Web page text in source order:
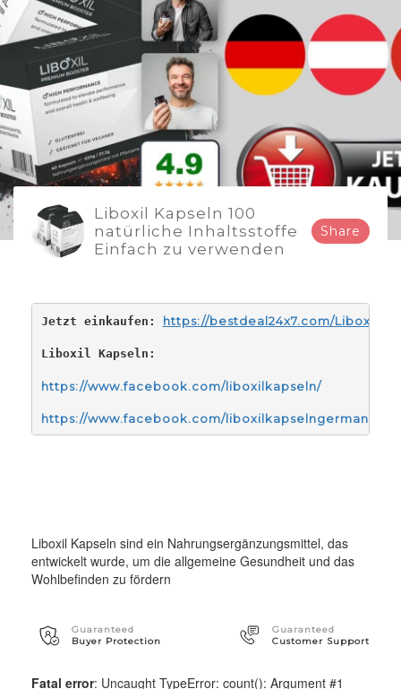
Liboxil Kapseln 100
natürliche Inhaltsstoffe
Einfach zu verwenden
Share
Jetzt einkaufen: https://bestdeal24x7.com/
Liboxil Kapseln:
https://www.facebook.com/liboxilkapseln/
https://www.facebook.com/liboxilkapselngermany/
Liboxil Kapseln sind ein Nahrungsergänzungsmittel, das
entwickelt wurde, um die allgemeine Gesundheit und das
Wohlbefinden zu fördern
Guaranteed
Buyer Protection
Guaranteed
Customer Support
Fatal error: Uncaught TypeError: count(): Argument #1